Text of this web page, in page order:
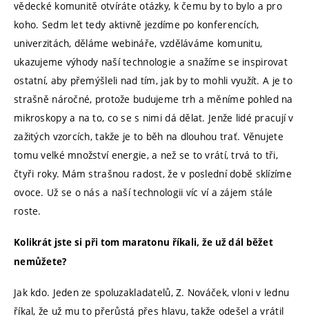
vědecké komunitě otvíráte otázky, k čemu by to bylo a pro
koho. Sedm let tedy aktivně jezdíme po konferencích,
univerzitách, děláme webináře, vzděláváme komunitu,
ukazujeme výhody naší technologie a snažíme se inspirovat
ostatní, aby přemýšleli nad tím, jak by to mohli využít. A je to
strašně náročné, protože budujeme trh a měníme pohled na
mikroskopy a na to, co se s nimi dá dělat. Jenže lidé pracují v
zažitých vzorcích, takže je to běh na dlouhou trať. Věnujete
tomu velké množství energie, a než se to vrátí, trvá to tři,
čtyři roky. Mám strašnou radost, že v poslední době sklízíme
ovoce. Už se o nás a naší technologii víc ví a zájem stále
roste.
Kolikrát jste si při tom maratonu říkali, že už dál běžet
nemůžete?
Jak kdo. Jeden ze spoluzakladatelů, Z. Nováček, vloni v lednu
říkal, že už mu to přerůstá přes hlavu, takže odešel a vrátil